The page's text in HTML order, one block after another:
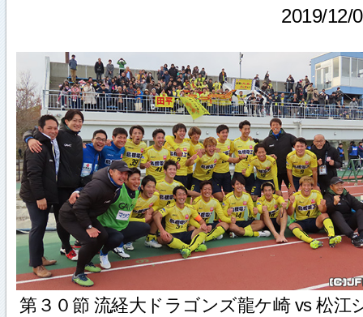
2019/12/
第３０節 流経大ドラゴンズ龍ケ崎 vs 松江